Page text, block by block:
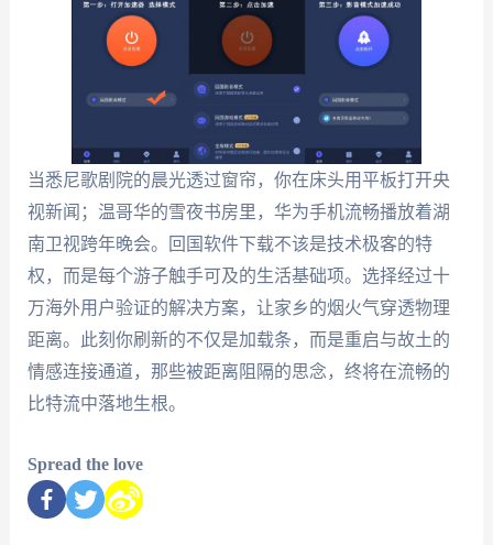
当悉尼歌剧院的晨光透过窗帘，你在床头用平板打开央
视新闻；温哥华的雪夜书房里，华为手机流畅播放着湖
南卫视跨年晚会。回国软件下载不该是技术极客的特
权，而是每个游子触手可及的生活基础项。选择经过十
万海外用户验证的解决方案，让家乡的烟火气穿透物理
距离。此刻你刷新的不仅是加载条，而是重启与故土的
情感连接通道，那些被距离阻隔的思念，终将在流畅的
比特流中落地生根。
Spread the love